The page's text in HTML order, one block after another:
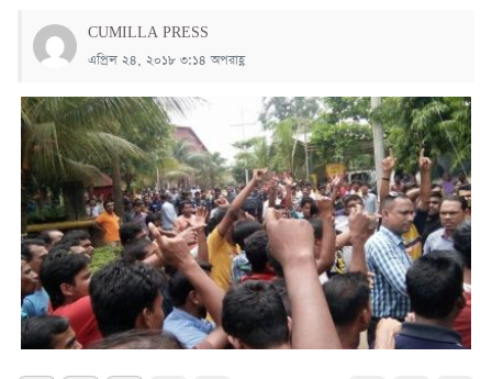
CUMILLA PRESS
এপ্রিল ২৪, ২০১৮ ৩:১৪ অপরাহ্ণ